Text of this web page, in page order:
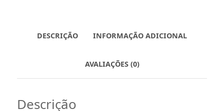
DESCRIÇÃO INFORMAÇÃO ADICIONAL
AVALIAÇÕES (0)
Descrição